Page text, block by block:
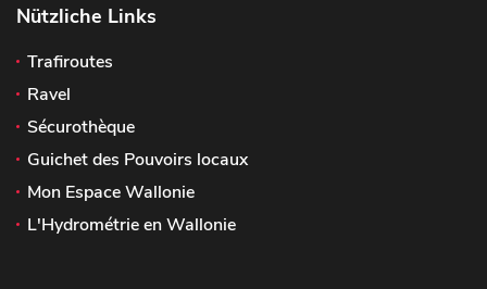
Nützliche Links
Trafiroutes
Ravel
Sécurothèque
Guichet des Pouvoirs locaux
Mon Espace Wallonie
L'Hydrométrie en Wallonie